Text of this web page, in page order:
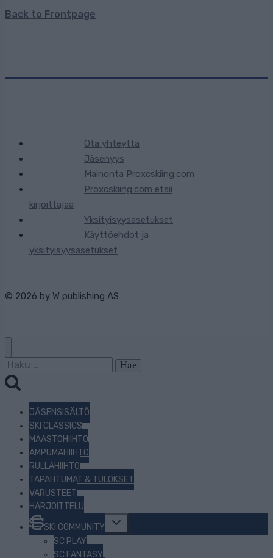
Back to Frontpage
Ota yhteyttä
Jäsenyys
Mainonta Proxcskiing.com
Proxcskiing.com etsii
kirjoittajaa
Yksityisyysasetukset
Käyttöehdot ja
yksityisyysasetukset
© 2026 by W publishing AS
Haku:
JÄSENSISÄLTÖ
SKI CLASSICS
MAASTOHIIHTO
AMPUMAHIIHTO
RULLAHIIHTO
TAPAHTUMAT & TULOKSET
VARUSTEET
HARJOITTELU
SKI COMMUNITY
Toggle
child
menu
SC PLAY
SC FANTASY